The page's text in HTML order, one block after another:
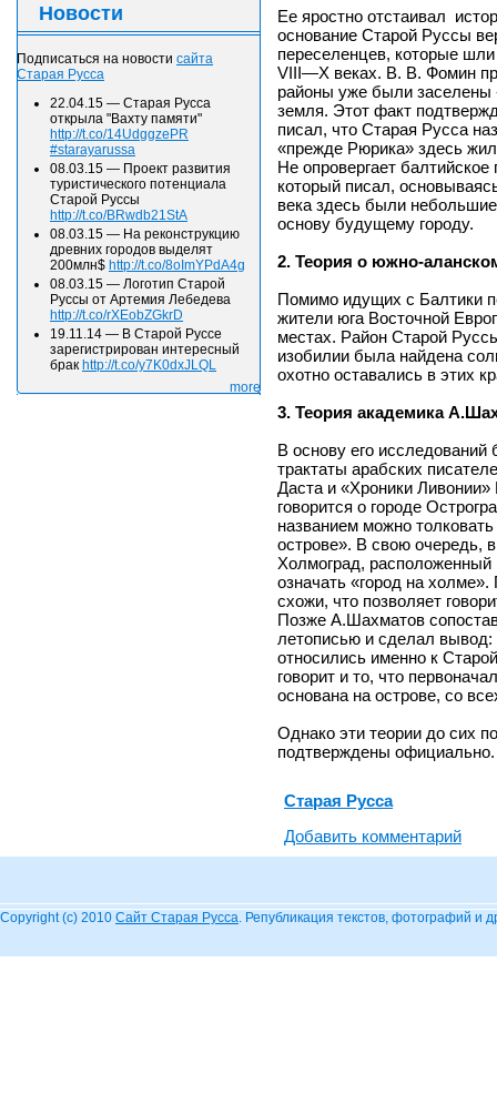
Ее яростно отстаивал
основание Старой Руссы
переселенцев, которые
VIII—X веках. В. В. Фомин
районы уже были заселены
земля. Этот факт
писал, что Старая Русса
«прежде Рюрика» здесь
Не опровергает
который писал,
века здесь были
основу будущему городу.
2. Теория о южно-
Помимо идущих с Балтики
жители юга Восточной
местах. Район Старой
изобилии была найдена
охотно оставались в этих
3. Теория академика
В основу его
трактаты арабских
Даста и «Хроники Ливонии»
говорится о городе
названием можно
острове». В свою очередь,
Холмоград, расположенный
означать «город на
схожи, что позволяет
Позже А.Шахматов
летописью и сделал вывод:
относились именно к
говорит и то, что
основана на острове, со
Однако эти теории до сих
подтверждены официально.
Старая Русса
Добавить комментарий
Новости
Подписаться на новости сайта
Старая Русса
22.04.15 — Старая Русса
открыла "Вахту памяти"
http://t.co/14UdggzePR
#starayarussa
08.03.15 — Проект развития
туристического потенциала
Старой Руссы
http://t.co/BRwdb21StA
08.03.15 — На реконструкцию
древних городов выделят
200млн$ http://t.co/8oImYPdA4g
08.03.15 — Логотип Старой
Руссы от Артемия Лебедева
http://t.co/rXEobZGkrD
19.11.14 — В Старой Руссе
зарегистрирован интересный
брак http://t.co/y7K0dxJLQL
more
Copyright (c) 2010 Сайт Старая Русса. Републикация текстов, фотографий и